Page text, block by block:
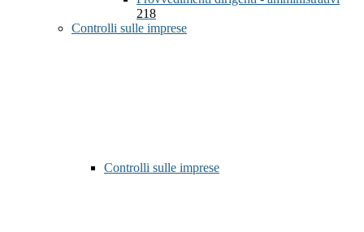
218
Controlli sulle imprese
Controlli sulle imprese